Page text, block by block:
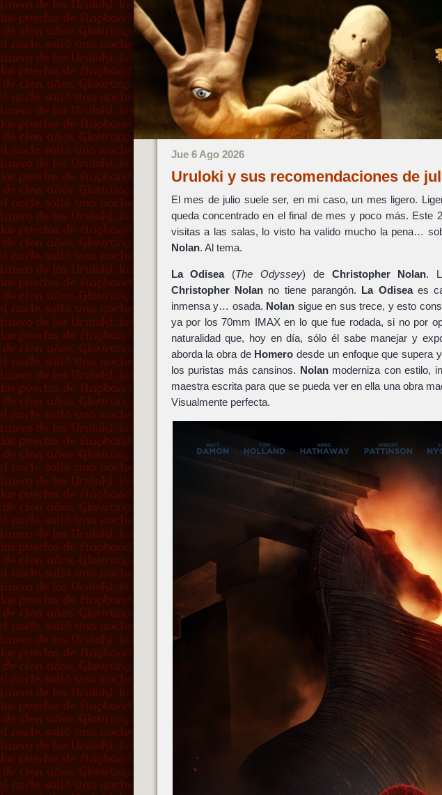
Jue 6 Ago 2026
Uruloki y sus recomendaciones de
El mes de julio suele ser, en mi caso, un mes ligero.
queda concentrado en el final de mes y poco más. Este
visitas a las salas, lo visto ha valido mucho la pena…
Nolan. Al tema.
La Odisea(The Odyssey) de Christopher Nolan.
Christopher Nolanno tiene parangón. La Odiseaes
inmensa y… osada. Nolan sigue en sus trece, y esto
ya por los 70mm IMAX en lo que fue rodada, si no por
naturalidad que, hoy en día, sólo él sabe manejar y
aborda la obra de Homero desde un enfoque que supera
los puristas más cansinos. Nolanmoderniza con estilo,
maestra escrita para que se pueda ver en ella una obra
Visualmente perfecta.